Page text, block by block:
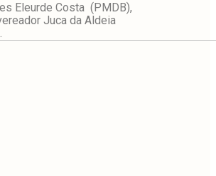
Eleurde Costa (PMDB),
Juca da Aldeia